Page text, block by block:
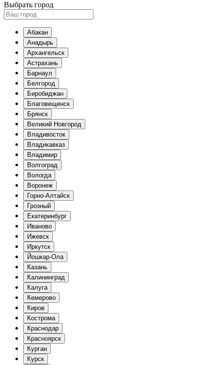
Выбрать город
Абакан
Анадырь
Архангельск
Астрахань
Барнаул
Белгород
Биробиджан
Благовещенск
Брянск
Великий Новгород
Владивосток
Владикавказ
Владимир
Волгоград
Вологда
Воронеж
Горно-Алтайск
Грозный
Екатеринбург
Иваново
Ижевск
Иркутск
Йошкар-Ола
Казань
Калининград
Калуга
Кемерово
Киров
Кострома
Краснодар
Красноярск
Курган
Курск